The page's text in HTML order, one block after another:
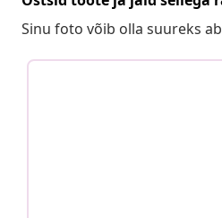
Sinu foto võib olla suureks